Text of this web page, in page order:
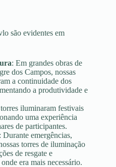
são evidentes em
: Em grandes obras de
dos Campos, nossas
a continuidade dos
a produtividade e
iluminaram festivais
uma experiência
de participantes.
: Durante emergências,
torres de iluminação
de resgate e
era mais necessário.